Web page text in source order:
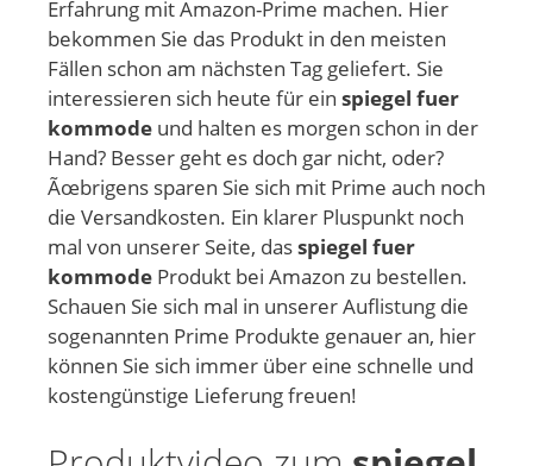
Erfahrung mit Amazon-Prime machen. Hier
bekommen Sie das Produkt in den meisten
Fällen schon am nächsten Tag geliefert. Sie
interessieren sich heute für ein spiegel fuer
kommode und halten es morgen schon in der
Hand? Besser geht es doch gar nicht, oder?
Ãœbrigens sparen Sie sich mit Prime auch noch
die Versandkosten. Ein klarer Pluspunkt noch
mal von unserer Seite, dasspiegel fuer
kommode Produkt bei Amazon zu bestellen.
Schauen Sie sich mal in unserer Auflistung die
sogenannten Prime Produkte genauer an, hier
können Sie sich immer über eine schnelle und
kostengünstige Lieferung freuen!